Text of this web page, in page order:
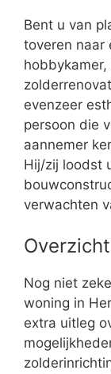
Bent u van
toveren naar
evenzeer
persoon die
aannemer
Hij/zij loodst
verwachten
Nog niet
woning in
extra uitleg